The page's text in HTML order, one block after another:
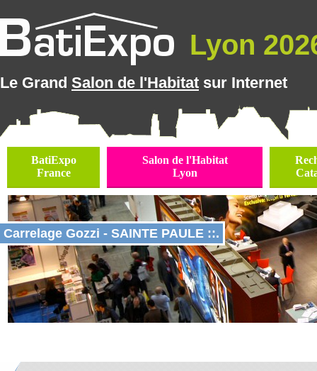
Lyon
Le Grand Salon de l'Habitat sur Internet
BatiExpo
France
Salon de l'Habitat
Lyon
Carrelage Gozzi - SAINTE PAULE ::.